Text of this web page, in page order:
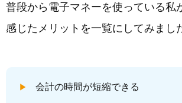
普段から電子マネーを使っている私
感じたメリットを一覧にしてみまし
会計の時間が短縮できる